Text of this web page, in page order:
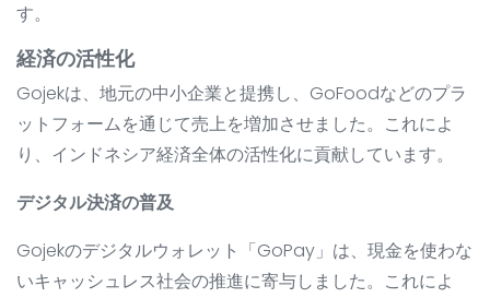
す。
経済の活性化
Gojekは、地元の中小企業と提携し、GoFoodなどのプラ
ットフォームを通じて売上を増加させました。これによ
り、インドネシア経済全体の活性化に貢献しています。
デジタル決済の普及
Gojekのデジタルウォレット「GoPay」は、現金を使わな
いキャッシュレス社会の推進に寄与しました。これによ